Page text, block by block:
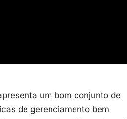
um bom conjunto de
de gerenciamento bem